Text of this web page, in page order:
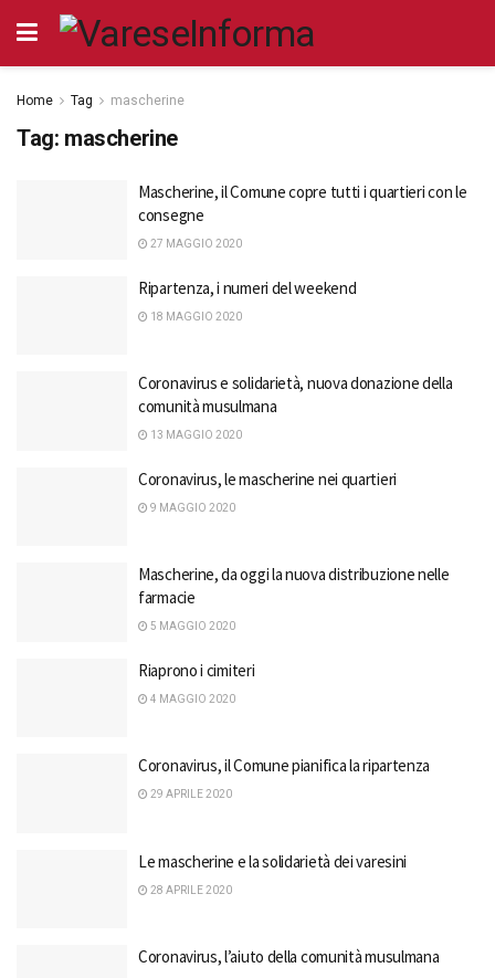
Home Tag mascherine
Tag: mascherine
Mascherine, il Comune copre tutti i quartieri con le
consegne
27 MAGGIO 2020
Ripartenza, i numeri del weekend
18 MAGGIO 2020
Coronavirus e solidarietà, nuova donazione della
comunità musulmana
13 MAGGIO 2020
Coronavirus, le mascherine nei quartieri
9 MAGGIO 2020
Mascherine, da oggi la nuova distribuzione nelle
farmacie
5 MAGGIO 2020
Riaprono i cimiteri
4 MAGGIO 2020
Coronavirus, il Comune pianifica la ripartenza
29 APRILE 2020
Le mascherine e la solidarietà dei varesini
28 APRILE 2020
Coronavirus, l’aiuto della comunità musulmana